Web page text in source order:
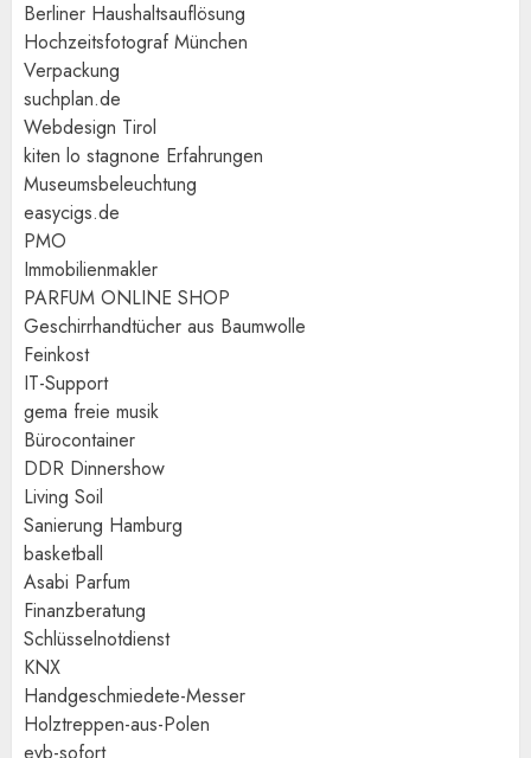
Berliner Haushaltsauflösung
Hochzeitsfotograf München
Verpackung
suchplan.de
Webdesign Tirol
kiten lo stagnone Erfahrungen
Museumsbeleuchtung
easycigs.de
PMO
Immobilienmakler
PARFUM ONLINE SHOP
Geschirrhandtücher aus Baumwolle
Feinkost
IT-Support
gema freie musik
Bürocontainer
DDR Dinnershow
Living Soil
Sanierung Hamburg
basketball
Asabi Parfum
Finanzberatung
Schlüsselnotdienst
KNX
Handgeschmiedete-Messer
Holztreppen-aus-Polen